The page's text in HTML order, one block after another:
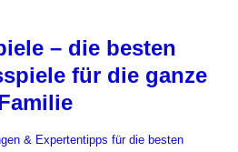
– die besten
für die ganze
& Expertentipps für die besten